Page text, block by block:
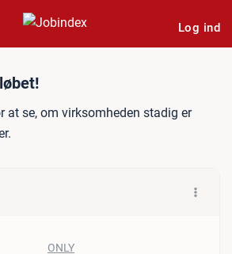
Log ind
Kreativ
at se, om virksomheden stadig er